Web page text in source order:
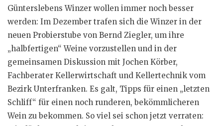
Günterslebens Winzer wollen immer noch besser
werden: Im Dezember trafen sich die Winzer in der
neuen Probierstube von Bernd Ziegler, um ihre
„halbfertigen“ Weine vorzustellen und in der
gemeinsamen Diskussion mit Jochen Körber,
Fachberater Kellerwirtschaft und Kellertechnik vom
Bezirk Unterfranken. Es galt, Tipps für einen „letzten
Schliff“ für einen noch runderen, bekömmlicheren
Wein zu bekommen. So viel sei schon jetzt verraten: